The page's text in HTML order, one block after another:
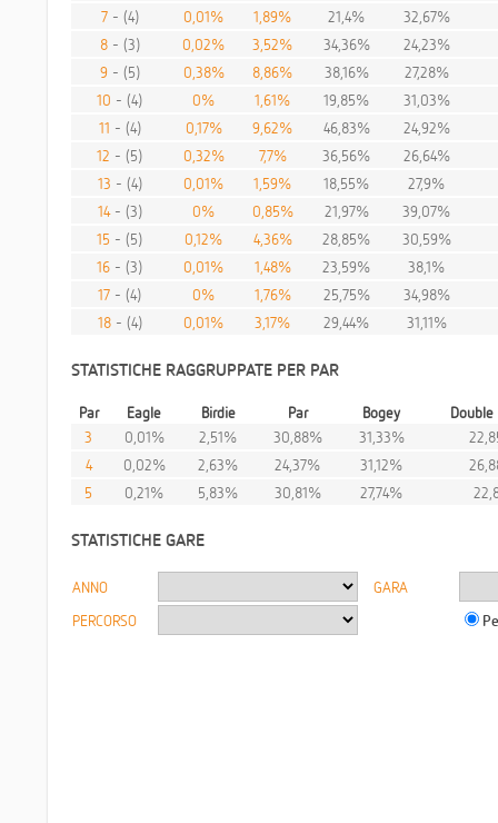
7- (4) 0,01% 1,89% 21,4%
32,67%
8- (3) 0,02% 3,52% 34,36%
24,23%
9- (5) 0,38% 8,86% 38,16%
27,28%
10 - (4) 0% 1,61% 19,85%
31,03%
11 - (4) 0,17% 9,62% 46,83%
24,92%
12 - (5) 0,32% 7,7% 36,56%
26,64%
13 - (4) 0,01% 1,59% 18,55%
27,9%
14- (3) 0% 0,85% 21,97%
39,07%
15 - (5) 0,12% 4,36% 28,85%
30,59%
16 - (3) 0,01% 1,48% 23,59%
38,1%
17 - (4) 0% 1,76% 25,75%
34,98%
18- (4) 0,01% 3,17% 29,44% 31,11%
STATISTICHE RAGGRUPPATE PER PAR
Par Eagle Birdie Par Bogey
Double
3
0,01% 2,51% 30,88% 31,33%
4
0,02% 2,63% 24,37% 31,12%
5
0,21% 5,83% 30,81% 27,74%
STATISTICHE GARE
ANNO
GARA
PERCORSO